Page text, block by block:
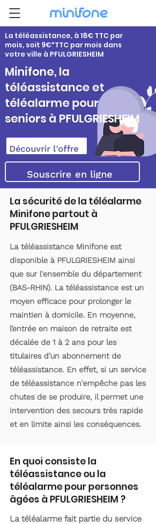
La téléassistance, à 18€ TTC par
mois, soit 9€*TTC par mois dans
votre ville à PFULGRIESHEIM
Minifone, la
téléassistance et
téléalarme pour
seniors à PFULGRIESHEIM
Découvrir l'offre
Souscrire en ligne
La sécurité de la téléalarme
Minifone partout à
PFULGRIESHEIM
La téléassistance Minifone est
disponible à PFULGRIESHEIM ainsi
que sur l'ensemble du département
(BAS-RHIN). La téléassistance est un
moyen efficace pour prolonger le
maintien à domicile. En moyenne,
l’entrée en maison de retraite est
décalée de 1 à 2 ans pour les
titulaires d’un abonnement de
téléassistance. En effet, si un service
de téléassistance n'empêche pas les
chutes de se produire, il permet une
intervention des secours très rapide
et en limite ainsi les conséquences.
En quoi consiste la
téléassistance ou la
téléalarme pour personnes
âgées à PFULGRIESHEIM ?
La téléalarme fait partie du service